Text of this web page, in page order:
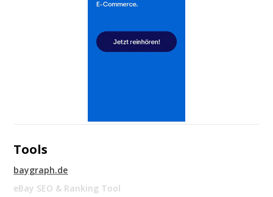
Tools
baygraph.de
eBay SEO & Ranking Tool